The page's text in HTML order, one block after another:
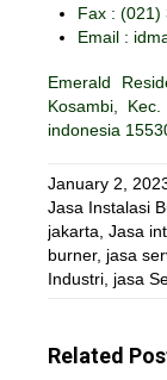
Fax : (021)
Email :
Emerald
Kosambi,
indonesia
January 2,
Jasa Instalasi
jakarta Jasa
burner, jasa
Industri jasa
Related